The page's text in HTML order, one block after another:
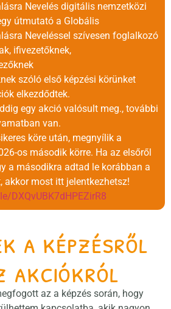
Nevelés digitális nemzetközi
útmutató a Globális
Neveléssel szívesen foglalkozó
ifivezetőknek,
szóló első képzési körünket
elkezdődtek.
egy akció valósult meg., további
van.
köre után, megnyílik a
os második körre. Ha az elsőről
a másodikra adtad le korábban a
akkor most itt jelentkezhetsz!
DXQvUBK7dHPEZirR8
a képzésről
akciókról
az a képzés során, hogy